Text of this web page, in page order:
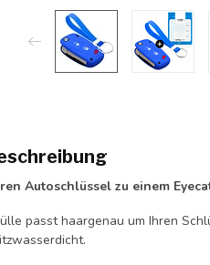
Autoschlüssel zu einem
passt haargenau um Ihren